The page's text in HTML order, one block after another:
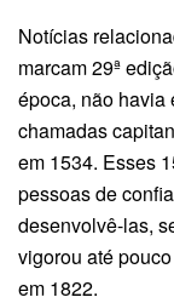
Notícias
marcam 29ª
época, não havia
chamadas
em 1534. Esses
pessoas de
desenvolvê-las,
vigorou até
em 1822.